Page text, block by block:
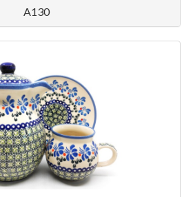
A130